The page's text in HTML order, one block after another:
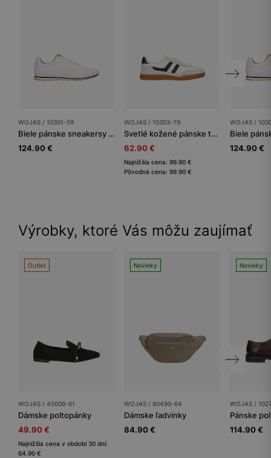
WOJAS / 10301-59
Biele pánske sneakersy s kontrastným prvkom na podrážke
124.90 €
WOJAS / 10303-79
Svetlé kožené pánske tenisky s kontrastnými vsadkami
62.90 €
Najnižšia cena: 99.90 €
Pôvodná cena: 99.90 €
WOJAS /
124.90 €
Výrobky, ktoré Vás môžu zaujímať
Outlet
WOJAS / 45008-61
Dámske poltopánky
49.90 €
Najnižšia cena v období 30 dní:
64.90 €
Novinky
WOJAS / 80490-64
Dámske ľadvinky
84.90 €
Novinky
WOJAS /
Pánske
114.90 €